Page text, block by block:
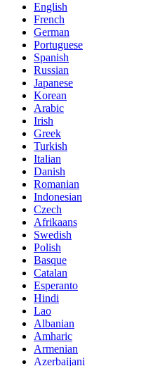
English
French
German
Portuguese
Spanish
Russian
Japanese
Korean
Arabic
Irish
Greek
Turkish
Italian
Danish
Romanian
Indonesian
Czech
Afrikaans
Swedish
Polish
Basque
Catalan
Esperanto
Hindi
Lao
Albanian
Amharic
Armenian
Azerbaijani